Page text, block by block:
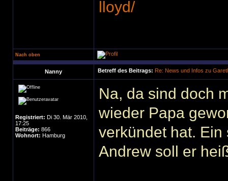
lloyd/
Nach oben
Nanny Betreff des Beitrags: Re: News und Infos zu
Registriert: Di 30. Mär 2010,
17:25
Beiträge: 866
Wohnort: Hamburg
Na, da sind doch
wieder Papa
verkündet hat.
Andrew soll er